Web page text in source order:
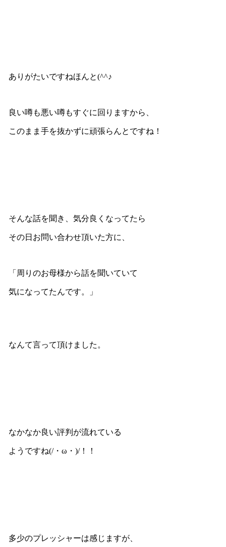
ありがたいですねほんと(^^♪
良い噂も悪い噂もすぐに回りますから、
このまま手を抜かずに頑張らんとですね！
そんな話を聞き、気分良くなってたら
その日お問い合わせ頂いた方に、
「周りのお母様から話を聞いていて
気になってたんです。」
なんて言って頂けました。
なかなか良い評判が流れている
ようですね(/・ω・)/！！
多少のプレッシャーは感じますが、